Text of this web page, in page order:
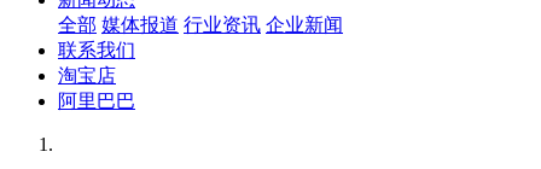
全部 媒体报道 行业资讯 企业新闻
联系我们
淘宝店
阿里巴巴